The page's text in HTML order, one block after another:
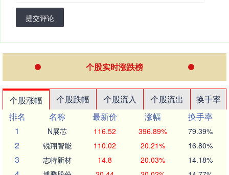
提交评论
个股实时涨跌榜
个股涨幅 个股跌幅 个股流入 个股流出
换手率
排名
名称 最新价 涨幅
换手率
1
N展芯 116.52 396.89% 79.39%
2 锐翔智能 110.02 20.21% 16.80%
3 志特新材 14.8 20.03% 14.18%